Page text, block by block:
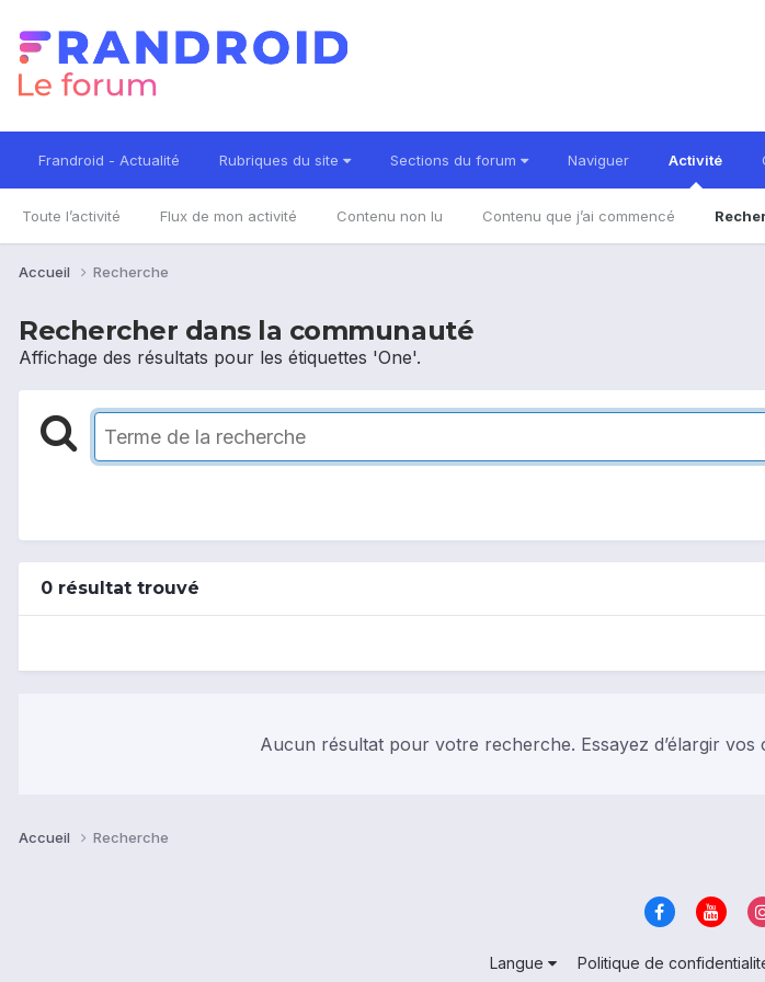
Frandroid - Actualité Rubriques du site Sections du forum Naviguer Activité
Toute l’activité Flux de mon activité Contenu non lu Contenu que j’ai commencé
Accueil Recherche
Rechercher dans la communauté
Affichage des résultats pour les étiquettes 'One'.
0 résultat trouvé
Aucun résultat pour votre recherche. Essayez d’élargir
Accueil Recherche
Langue Politique de